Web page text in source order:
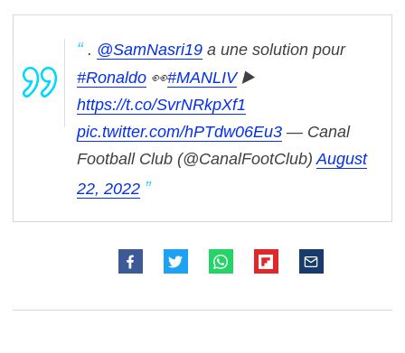
. @SamNasri19 a une solution pour
#Ronaldo 👀#MANLIV▶️
https://t.co/SvrNRkpXf1
pic.twitter.com/hPTdw06Eu3 — Canal
Football Club (@CanalFootClub) August
22, 2022